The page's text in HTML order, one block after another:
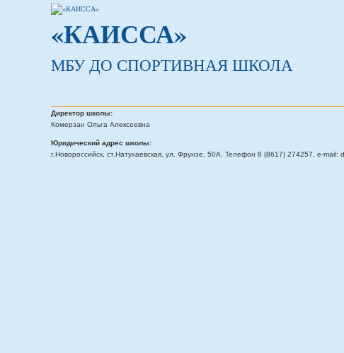
«КАИССА»
МБУ ДО СПОРТИВНАЯ ШКОЛА
Директор школы:
Комерзан Ольга Алексеевна
Юридический адрес школы:
г.Новороссийск, ст.Натухаевская, ул. Фрунзе, 50А. Телефон 8 (8617) 274257, e-mail: